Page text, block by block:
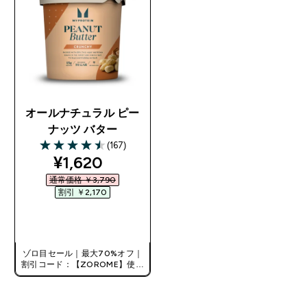
オールナチュラル ピー
ナッツ バター
4.51 out of 5 stars
(167)
discounted price
¥1,620‎
通常価格 ￥3,790‎
割引 ￥2,170‎
ゾロ目セール｜最大70%オフ｜
割引コード：【ZOROME】使用
で追加10%オフ！